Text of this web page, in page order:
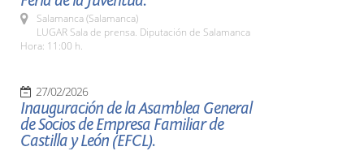
Salamanca (Salamanca)
LUGAR Sala de prensa. Diputación de Salamanca
Hora: 11:00 h.
27/02/2026
Inauguración de la Asamblea General
de Socios de Empresa Familiar de
Castilla y León (EFCL).